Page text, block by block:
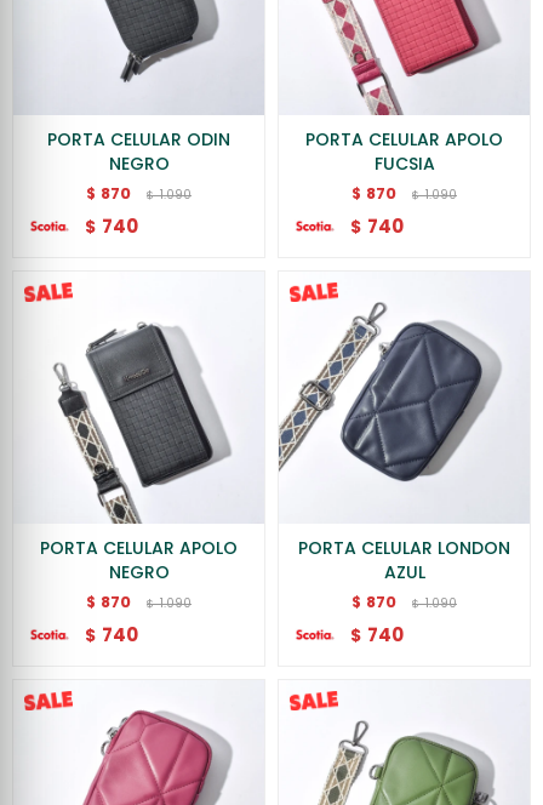
PORTA CELULAR ODIN
NEGRO
$ 870 $ 1.090
$ 740
PORTA CELULAR APOLO
FUCSIA
$ 870 $ 1.090
$ 740
PORTA CELULAR APOLO
NEGRO
$ 870 $ 1.090
$ 740
PORTA CELULAR LONDON
AZUL
$ 870 $ 1.090
$ 740